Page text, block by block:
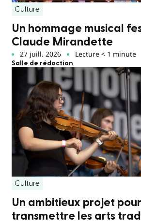
Culture
Un hommage musical
Claude Mirandette
27 juill. 2026 Lecture < 1 minute
Salle de rédaction
Culture
Un ambitieux projet pour
transmettre les arts